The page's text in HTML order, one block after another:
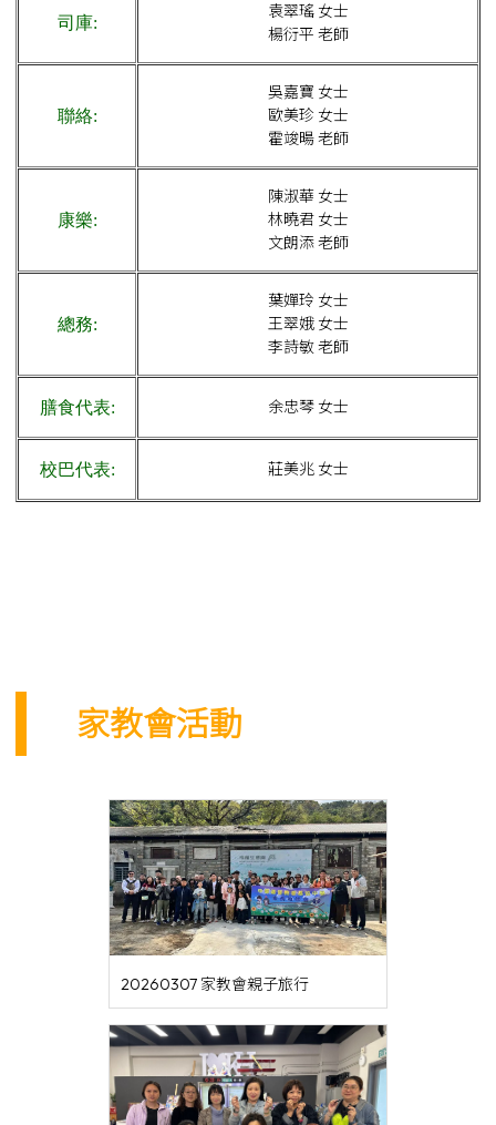
司庫:
袁翠瑤 女士
楊衍平 老師
聯絡:
吳嘉寶 女士
歐美珍 女士
霍竣暘 老師
康樂:
陳淑華 女士
林曉君 女士
文朗添 老師
總務:
葉嬋玲 女士
王翠娥 女士
李詩敏 老師
膳食代表: 余忠琴 女士
校巴代表: 莊美兆 女士
家教會活動
20260307 家教會親子旅行